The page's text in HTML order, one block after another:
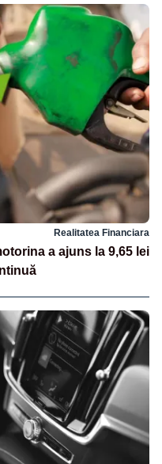
Realitatea Financiara
a ajuns la 9,65 lei